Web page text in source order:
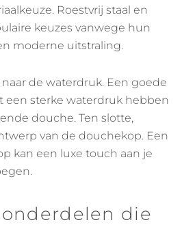
Roestvrij staal en
keuzes vanwege hun
moderne uitstraling.
de waterdruk. Een goede
een sterke waterdruk hebben
douche. Ten slotte,
van de douchekop. Een
kan een luxe touch aan je
die